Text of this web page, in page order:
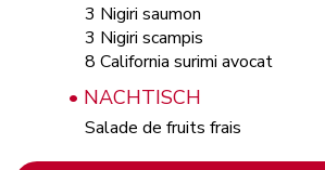
3 Nigiri saumon
3 Nigiri scampis
8 California surimi avocat
• NACHTISCH
Salade de fruits frais